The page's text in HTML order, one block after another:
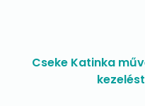
Cseke Katinka